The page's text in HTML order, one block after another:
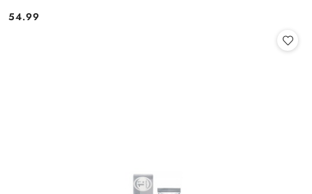
Cena:
54.99